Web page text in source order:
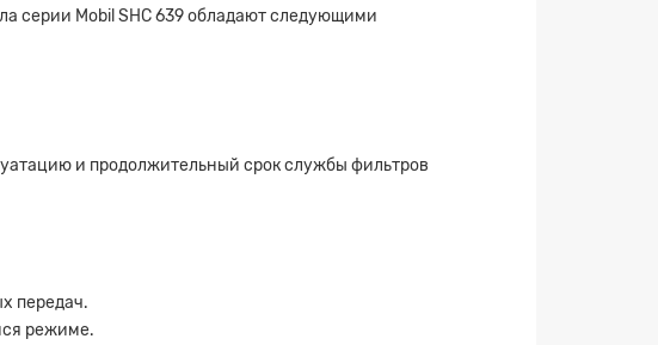
серии Mobil SHC 639 обладают следующими
и продолжительный срок службы фильтров
передач.
режиме.